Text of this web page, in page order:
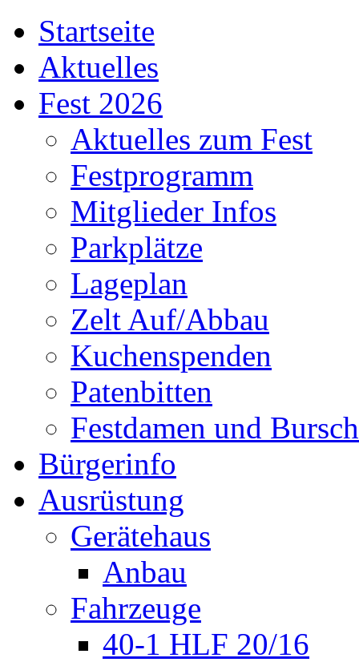
Startseite
Aktuelles
Fest 2026
Aktuelles zum Fest
Festprogramm
Mitglieder Infos
Parkplätze
Lageplan
Zelt Auf/Abbau
Kuchenspenden
Patenbitten
Festdamen und
Bürgerinfo
Ausrüstung
Gerätehaus
Anbau
Fahrzeuge
40-1 HLF 20/16